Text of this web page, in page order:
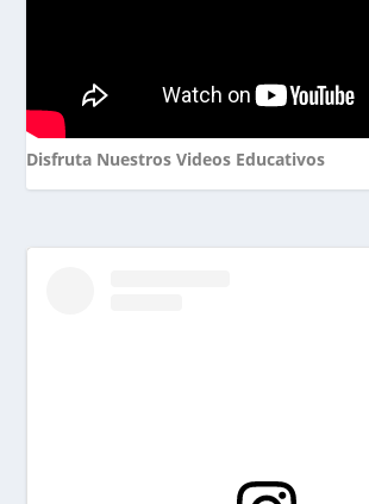
Disfruta Nuestros Videos Educativos